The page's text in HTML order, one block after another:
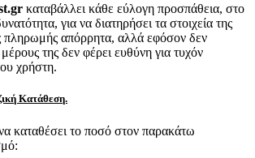
καταβάλλει κάθε εύλογη προσπάθεια, στο
για να διατηρήσει τα στοιχεία της
πληρωμής απόρρητα, αλλά εφόσον δεν
της δεν φέρει ευθύνη για τυχόν
χρήστη.
Κατάθεση.
καταθέσει το ποσό στον παρακάτω